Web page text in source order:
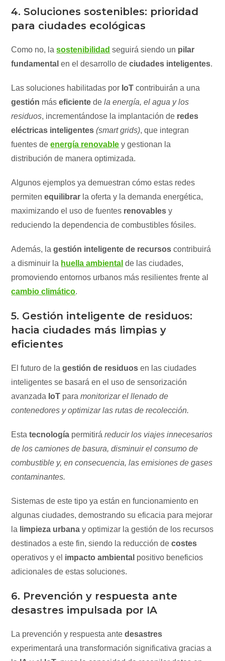
4. Soluciones sostenibles: prioridad
para ciudades ecológicas
Como no, lasostenibilidad seguirá siendo un pilar
fundamental en el desarrollo deciudades inteligentes.
Las soluciones habilitadas por IoT contribuirán a una
gestión más eficiente dela energía, el agua y los
residuos, incrementándose la implantación de redes
eléctricas inteligentes (smart grids), que integran
fuentes deenergía renovable y gestionan la
distribución de manera optimizada.
Algunos ejemplos ya demuestran cómo estas redes
permitenequilibrar la oferta y la demanda energética,
maximizando el uso de fuentes renovables y
reduciendo la dependencia de combustibles fósiles.
Además, lagestión inteligente de recursos contribuirá
a disminuir la huella ambiental de las ciudades,
promoviendo entornos urbanos más resilientes frente al
cambio climático.
5. Gestión inteligente de residuos:
hacia ciudades más limpias y
eficientes
El futuro de lagestión de residuos en las ciudades
inteligentes se basará en el uso de sensorización
avanzada IoT paramonitorizar el llenado de
contenedores y optimizar las rutas de recolección.
Estatecnología permitiráreducir los viajes innecesarios
de los camiones de basura, disminuir el consumo de
combustible y, en consecuencia, las emisiones de gases
contaminantes.
Sistemas de este tipo ya están en funcionamiento en
algunas ciudades, demostrando su eficacia para mejorar
la limpieza urbana y optimizar la gestión de los recursos
destinados a este fin, siendo la reducción decostes
operativos y el impacto ambiental positivo beneficios
adicionales de estas soluciones.
6. Prevención y respuesta ante
desastres impulsada por IA
La prevención y respuesta antedesastres
experimentará una transformación significativa gracias a